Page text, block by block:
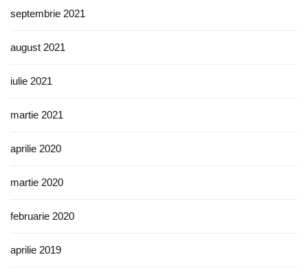
septembrie 2021
august 2021
iulie 2021
martie 2021
aprilie 2020
martie 2020
februarie 2020
aprilie 2019